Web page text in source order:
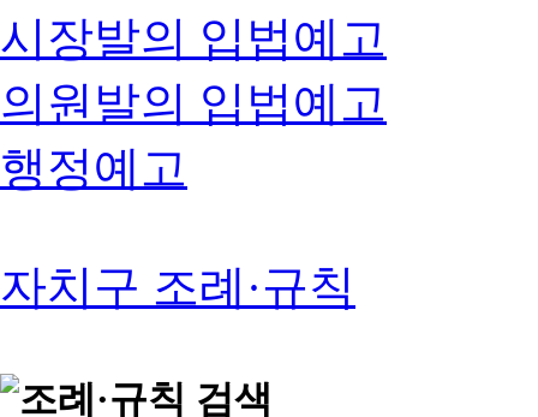
시장발의 입법예고
의원발의 입법예고
행정예고
자치구 조례·규칙